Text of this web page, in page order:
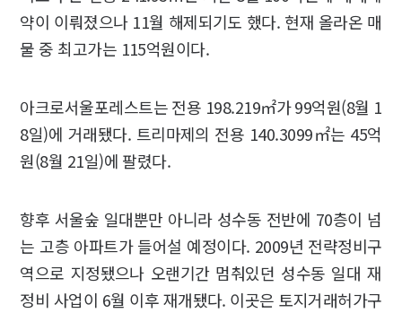
약이 이뤄졌으나 11월 해제되기도 했다. 현재 올라온 매
물 중 최고가는 115억원이다.
아크로서울포레스트는 전용 198.219㎡가 99억원(8월 1
8일)에 거래됐다. 트리마제의 전용 140.3099㎡는 45억
원(8월 21일)에 팔렸다.
향후 서울숲 일대뿐만 아니라 성수동 전반에 70층이 넘
는 고층 아파트가 들어설 예정이다. 2009년 전략정비구
역으로 지정됐으나 오랜기간 멈춰있던 성수동 일대 재
정비 사업이 6월 이후 재개됐다. 이곳은 토지거래허가구